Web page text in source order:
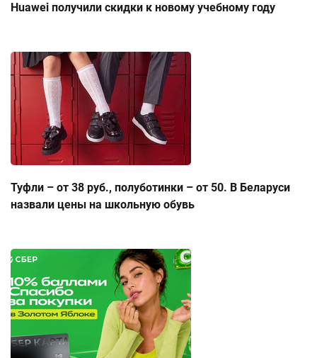
Huawei получили скидки к новому учебному году
Туфли – от 38 руб., полуботинки – от 50. В Беларуси
назвали цены на школьную обувь